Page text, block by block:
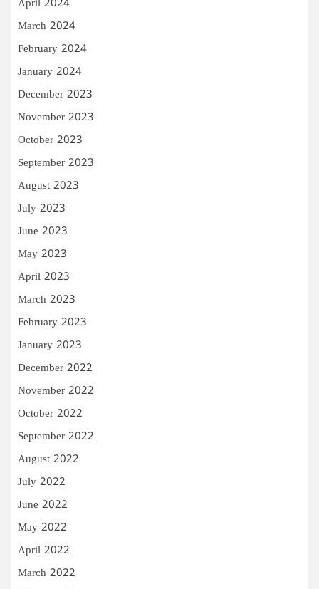
April 2024
March 2024
February 2024
January 2024
December 2023
November 2023
October 2023
September 2023
August 2023
July 2023
June 2023
May 2023
April 2023
March 2023
February 2023
January 2023
December 2022
November 2022
October 2022
September 2022
August 2022
July 2022
June 2022
May 2022
April 2022
March 2022